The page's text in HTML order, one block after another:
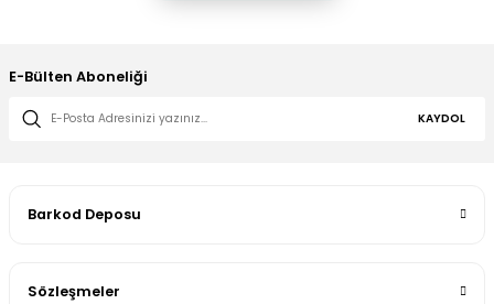
E-Bülten Aboneliği
KAYDOL
Barkod Deposu
Sözleşmeler